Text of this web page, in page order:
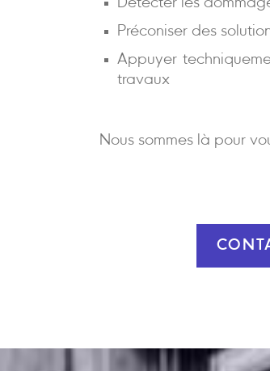
Détecter les
Préconiser des
Appuyer
travaux
Nous sommes là pour